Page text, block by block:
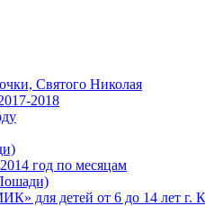
Святого Николая
2018
год по месяцам
детей от 6 до 14 лет г.